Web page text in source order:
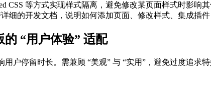
CSS 等方式实现样式隔离，避免修改某页面样式时影响其
细的开发文档，说明如何添加页面、修改样式、集成插件
“用户体验” 适配
户停留时长。需兼顾 “美观” 与 “实用”，避免过度追求特